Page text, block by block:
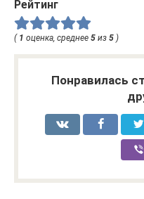
Рейтинг
( 1 оценка, среднее 5 из 5 )
Понравилась